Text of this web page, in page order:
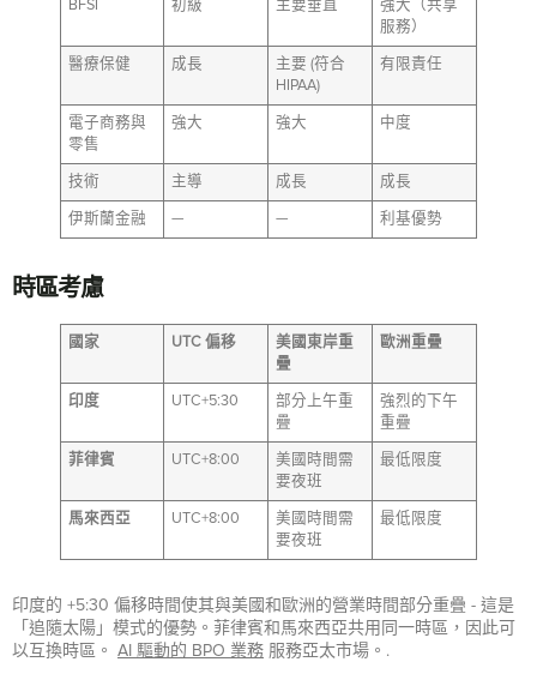
BFSI 初級 主要垂直
強大（共享
服務）
醫療保健 成長
主要 (符合
HIPAA)
有限責任
電子商務與
零售
強大 強大 中度
技術 主導 成長 成長
伊斯蘭金融 — — 利基優勢
時區考慮
國家 UTC 偏移
美國東岸重
疊
歐洲重疊
印度 UTC+5:30
部分上午重
疊
強烈的下午
重疊
菲律賓 UTC+8:00
美國時間需
要夜班
最低限度
馬來西亞 UTC+8:00
美國時間需
要夜班
最低限度
印度的 +5:30 偏移時間使其與美國和歐洲的營業時間部分重疊 - 這是
「追隨太陽」模式的優勢。菲律賓和馬來西亞共用同一時區，因此可
以互換時區。 AI 驅動的 BPO 業務 服務亞太市場。.